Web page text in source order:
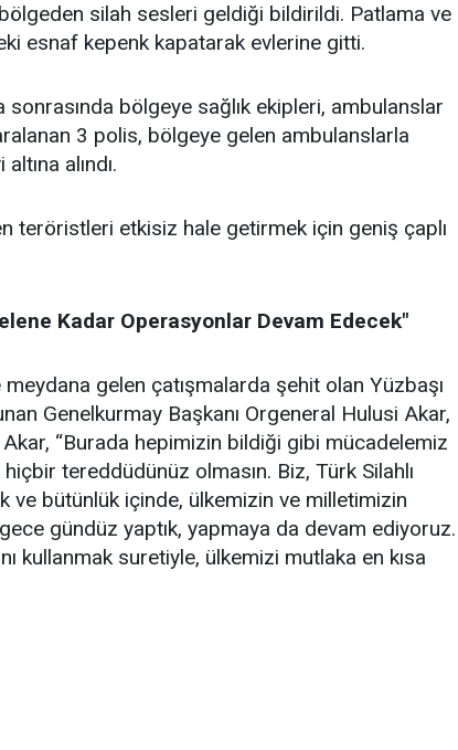
silah sesleri geldiği bildirildi. Patlama ve
esnaf kepenk kapatarak evlerine gitti.
bölgeye sağlık ekipleri, ambulanslar
3 polis, bölgeye gelen ambulanslarla
alındı.
teröristleri etkisiz hale getirmek için geniş çaplı
Kadar Operasyonlar Devam Edecek"
meydana gelen çatışmalarda şehit olan Yüzbaşı
Genelkurmay Başkanı Orgeneral Hulusi Akar,
“Burada hepimizin bildiği gibi mücadelemiz
tereddüdünüz olmasın. Biz, Türk Silahlı
ve bütünlük içinde, ülkemizin ve milletimizin
gündüz yaptık, yapmaya da devam ediyoruz.
kullanmak suretiyle, ülkemizi mutlaka en kısa